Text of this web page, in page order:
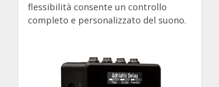
flessibilità consente un controllo
completo e personalizzato del suono.